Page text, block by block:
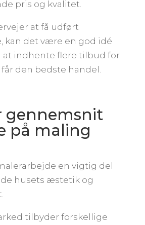
pris og kvalitet.
at få udført
kan det være en god idé
at indhente flere tilbud for
den bedste handel.
gennemsnit
på maling
en vigtig del
husets æstetik og
tilbyder forskellige